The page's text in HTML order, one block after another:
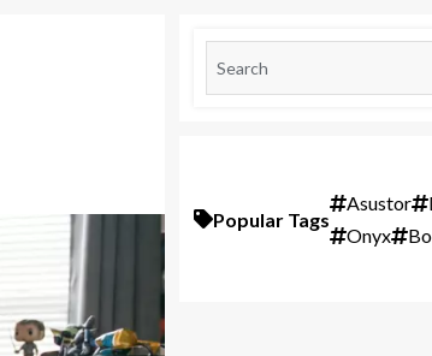
Popular Tags
Asustor
Onyx